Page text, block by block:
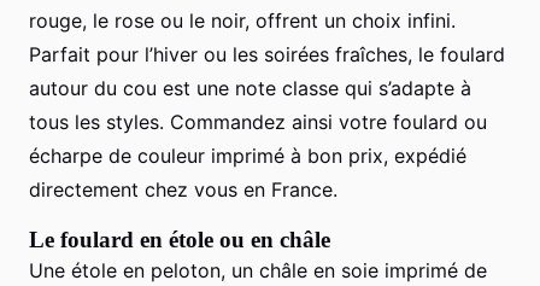
rouge, le rose ou le noir, offrent un choix infini.
Parfait pour l’hiver ou les soirées fraîches, le foulard
autour du cou est une note classe qui s’adapte à
tous les styles. Commandez ainsi votre foulard ou
écharpe de couleur imprimé à bon prix, expédié
directement chez vous en France.
Le foulard en étole ou en châle
Une étole en peloton, un châle en soie imprimé de